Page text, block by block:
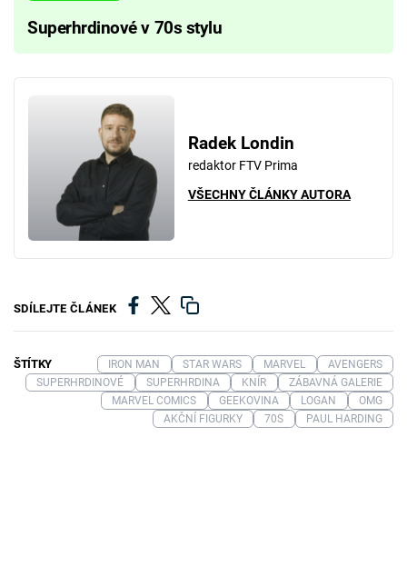
Superhrdinové v 70s stylu
Radek Londin
redaktor FTV Prima
VŠECHNY ČLÁNKY AUTORA
SDÍLEJTE ČLÁNEK
ŠTÍTKY IRON MAN STAR WARS MARVEL
AVENGERS
SUPERHRDINOVÉ
SUPERHRDINA KNÍR
ZÁBAVNÁ GALERIE
MARVEL COMICS
GEEKOVINA LOGAN
OMG
AKČNÍ FIGURKY
70S PAUL HARDING